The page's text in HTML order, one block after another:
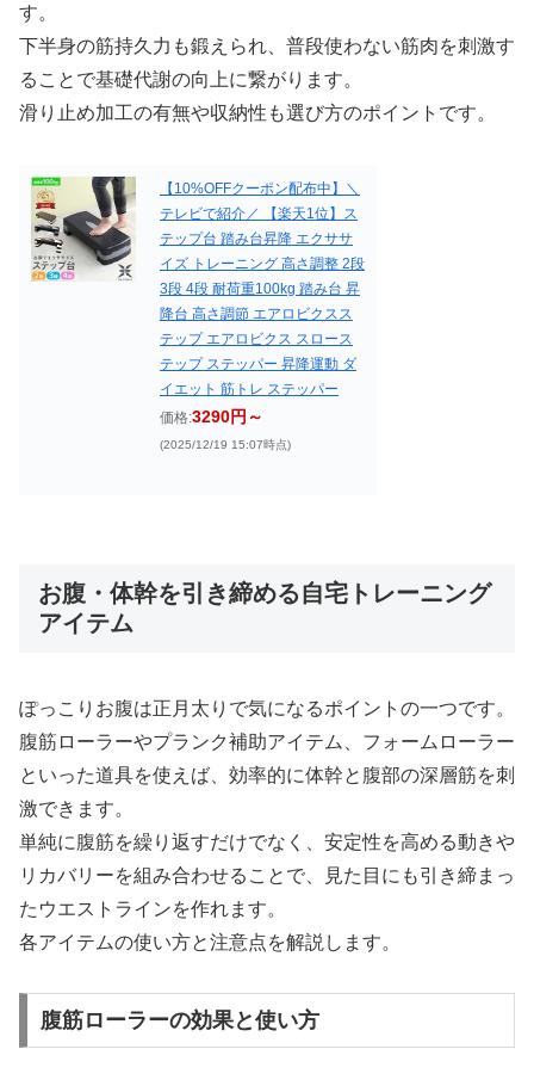
す。
下半身の筋持久力も鍛えられ、普段使わない筋肉を刺激す
ることで基礎代謝の向上に繋がります。
滑り止め加工の有無や収納性も選び方のポイントです。
【10%OFFクーポン配布中】＼
テレビで紹介／ 【楽天1位】ス
テップ台 踏み台昇降 エクササ
イズ トレーニング 高さ調整 2段
3段 4段 耐荷重100kg 踏み台 昇
降台 高さ調節 エアロビクスス
テップ エアロビクス スロース
テップ ステッパー 昇降運動 ダ
イエット 筋トレ ステッパー
価格:3290円～
(2025/12/19 15:07時点)
お腹・体幹を引き締める自宅トレーニング
アイテム
ぽっこりお腹は正月太りで気になるポイントの一つです。
腹筋ローラーやプランク補助アイテム、フォームローラー
といった道具を使えば、効率的に体幹と腹部の深層筋を刺
激できます。
単純に腹筋を繰り返すだけでなく、安定性を高める動きや
リカバリーを組み合わせることで、見た目にも引き締まっ
たウエストラインを作れます。
各アイテムの使い方と注意点を解説します。
腹筋ローラーの効果と使い方